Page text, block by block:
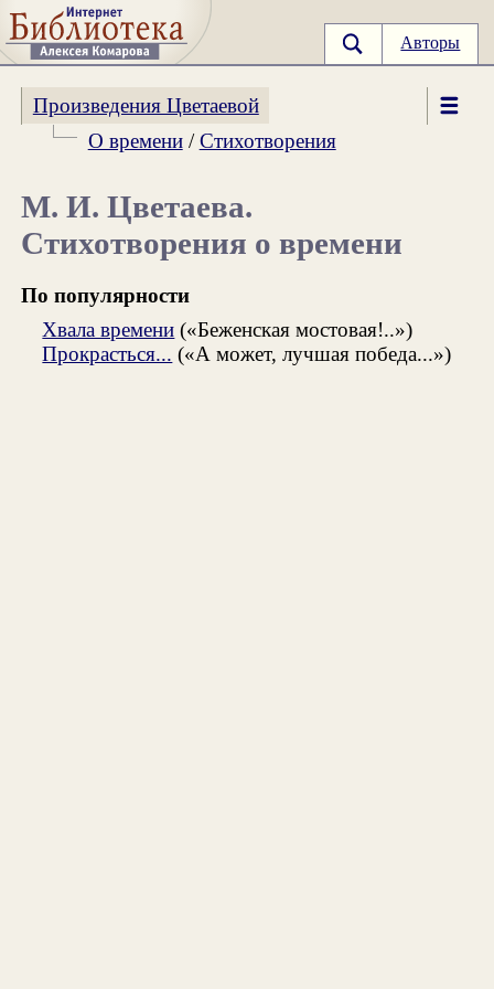
Авторы
Произведения Цветаевой
О времени/Стихотворения
М. И. Цветаева.
Стихотворения о времени
По популярности
Хвала времени («Беженская мостовая!..»)
Прокрасться... («А может, лучшая победа...»)